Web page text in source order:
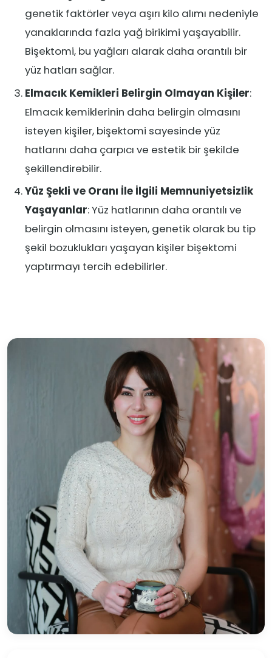
genetik faktörler veya aşırı kilo alımı nedeniyle
yanaklarında fazla yağ birikimi yaşayabilir.
Bişektomi, bu yağları alarak daha orantılı bir
yüz hatları sağlar.
Elmacık Kemikleri Belirgin Olmayan Kişiler:
Elmacık kemiklerinin daha belirgin olmasını
isteyen kişiler, bişektomi sayesinde yüz
hatlarını daha çarpıcı ve estetik bir şekilde
şekillendirebilir.
Yüz Şekli ve Oranı İle İlgili Memnuniyetsizlik
Yaşayanlar: Yüz hatlarının daha orantılı ve
belirgin olmasını isteyen, genetik olarak bu tip
şekil bozuklukları yaşayan kişiler bişektomi
yaptırmayı tercih edebilirler.